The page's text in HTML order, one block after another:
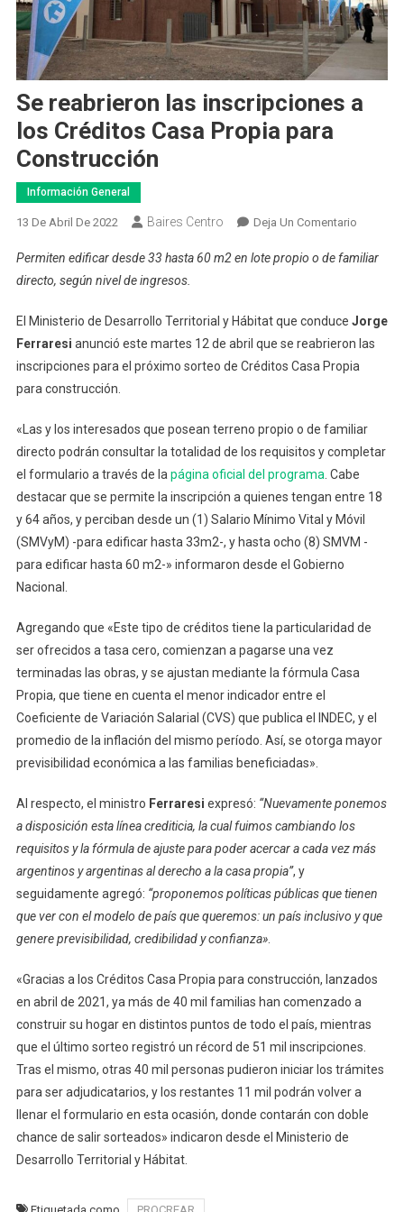
Se reabrieron las inscripciones a
los Créditos Casa Propia para
Construcción
Información General
13 De Abril De 2022 Baires Centro Deja Un ComentarioEn
A
Los
Créditos
Para
Permiten edificar desde 33 hasta 60 m2 en lote propio o de familiar
directo, según nivel de ingresos.
El Ministerio de Desarrollo Territorial y Hábitat que conduce Jorge
Ferraresi anunció este martes 12 de abril que se reabrieron las
inscripciones para el próximo sorteo de Créditos Casa Propia
para construcción.
«Las y los interesados que posean terreno propio o de familiar
directo podrán consultar la totalidad de los requisitos y completar
el formulario a través de la página oficial del programa . Cabe
destacar que se permite la inscripción a quienes tengan entre 18
y 64 años, y perciban desde un (1) Salario Mínimo Vital y Móvil
(SMVyM) -para edificar hasta 33m2-, y hasta ocho (8) SMVM -
para edificar hasta 60 m2-» informaron desde el Gobierno
Nacional.
Agregando que «Este tipo de créditos tiene la particularidad de
ser ofrecidos a tasa cero, comienzan a pagarse una vez
terminadas las obras, y se ajustan mediante la fórmula Casa
Propia, que tiene en cuenta el menor indicador entre el
Coeficiente de Variación Salarial (CVS) que publica el INDEC, y el
promedio de la inflación del mismo período. Así, se otorga mayor
previsibilidad económica a las familias beneficiadas».
Al respecto, el ministro Ferraresi expresó: “Nuevamente ponemos
a disposición esta línea crediticia, la cual fuimos cambiando los
requisitos y la fórmula de ajuste para poder acercar a cada vez más
argentinos y argentinas al derecho a la casa propia”, y
seguidamente agregó: “proponemos políticas públicas que tienen
que ver con el modelo de país que queremos: un país inclusivo y que
genere previsibilidad, credibilidad y confianza».
«Gracias a los Créditos Casa Propia para construcción, lanzados
en abril de 2021, ya más de 40 mil familias han comenzado a
construir su hogar en distintos puntos de todo el país, mientras
que el último sorteo registró un récord de 51 mil inscripciones.
Tras el mismo, otras 40 mil personas pudieron iniciar los trámites
para ser adjudicatarios, y los restantes 11 mil podrán volver a
llenar el formulario en esta ocasión, donde contarán con doble
chance de salir sorteados» indicaron desde el Ministerio de
Desarrollo Territorial y Hábitat.